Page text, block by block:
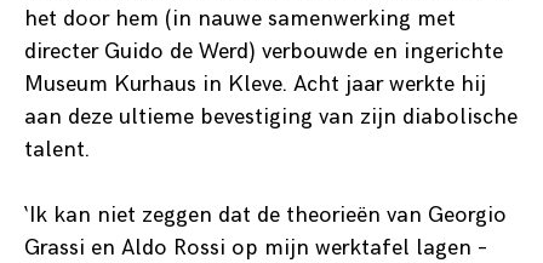
het door hem (in nauwe samenwerking met
directer Guido de Werd) verbouwde en ingerichte
Museum Kurhaus in Kleve. Acht jaar werkte hij
aan deze ultieme bevestiging van zijn diabolische
talent.
‘Ik kan niet zeggen dat de theorieën van Georgio
Grassi en Aldo Rossi op mijn werktafel lagen –